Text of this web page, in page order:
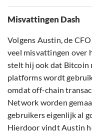
Misvattingen Dash
Volgens Austin, de
veel misvattingen over
stelt hij ook dat Bitcoin
platforms wordt
omdat off-chain
Network worden
gebruikers eigenlijk al
Hierdoor vindt Austin